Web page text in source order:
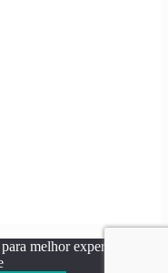
melhor experiência